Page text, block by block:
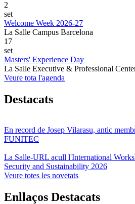
2
set
Welcome Week 2026-27
La Salle Campus Barcelona
17
set
Masters' Experience Day
La Salle Executive & Professional
Veure tota l'agenda
Destacats
En record de Josep Vilarasu, antic
FUNITEC
La Salle-URL acull l'International
Security and Sustainability 2026
Veure totes les novetats
Enllaços Destacats